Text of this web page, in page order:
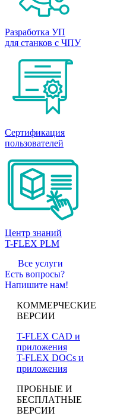
Разработка УП
для станков с ЧПУ
Сертификация
пользователей
Центр знаний
T-FLEX PLM
Все услуги
Есть вопросы?
Напишите нам!
КОММЕРЧЕСКИЕ
ВЕРСИИ
T-FLEX CAD и
приложения
T-FLEX DOCs и
приложения
ПРОБНЫЕ И
БЕСПЛАТНЫЕ
ВЕРСИИ